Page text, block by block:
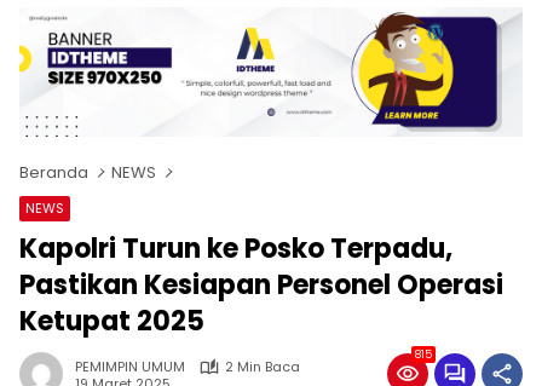
Beranda NEWS
NEWS
Kapolri Turun ke Posko Terpadu,
Pastikan Kesiapan Personel Operasi
Ketupat 2025
PEMIMPIN UMUM
2 Min Baca
815